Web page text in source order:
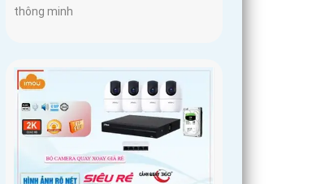
thông minh